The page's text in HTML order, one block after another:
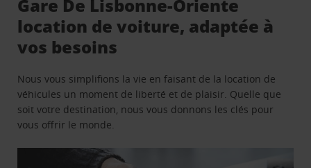
Gare De Lisbonne-Oriente
location de voiture, adaptée à
vos besoins
Nous vous simplifions la vie en faisant de la location de
véhicules un moment de liberté et de plaisir. Quelle que
soit votre destination, nous vous donnons les clés pour
vous offrir le monde.